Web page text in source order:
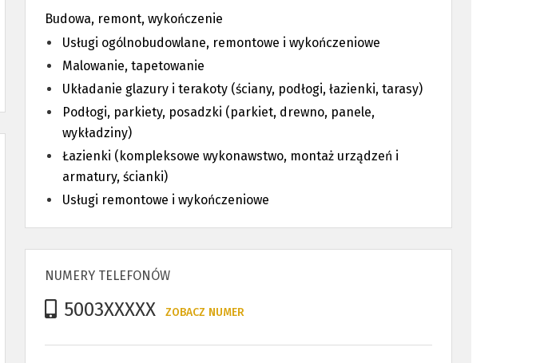
Budowa, remont, wykończenie
Usługi ogólnobudowlane, remontowe i wykończeniowe
Malowanie, tapetowanie
Układanie glazury i terakoty (ściany, podłogi, łazienki, tarasy)
Podłogi, parkiety, posadzki (parkiet, drewno, panele,
wykładziny)
Łazienki (kompleksowe wykonawstwo, montaż urządzeń i
armatury, ścianki)
Usługi remontowe i wykończeniowe
NUMERY TELEFONÓW
5003XXXXX ZOBACZ NUMER